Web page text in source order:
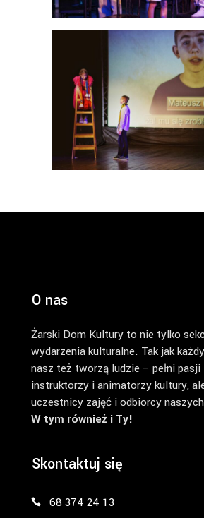
O nas
Żarski Dom Kultury to nie tylko
wydarzenia kulturalne. Tak jak
nasz też tworzą ludzie – pełni pasji
instruktorzy i animatorzy kultury,
uczestnicy zajęć i odbiorcy naszych
W tym również i Ty!
Skontaktuj się
68 374 24 13